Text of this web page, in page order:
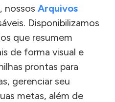
nossos Arquivos
Disponibilizamos
que resumem
de forma visual e
prontas para
gerenciar seu
metas, além de